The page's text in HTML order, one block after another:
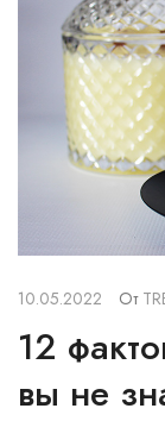
10.05.2022 От
12
вы не